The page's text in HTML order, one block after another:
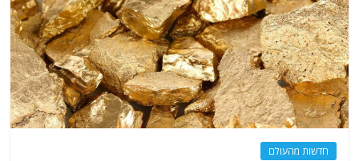
חדשות מהעולם